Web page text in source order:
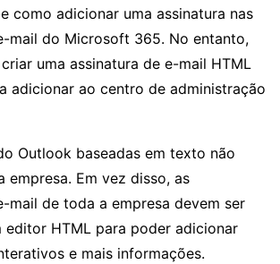
como adicionar uma assinatura nas
mail do Microsoft 365. No entanto,
uma assinatura de e-mail HTML
adicionar ao centro de administração
Outlook baseadas em texto não
empresa. Em vez disso, as
mail de toda a empresa devem ser
editor HTML para poder adicionar
e mais informações.